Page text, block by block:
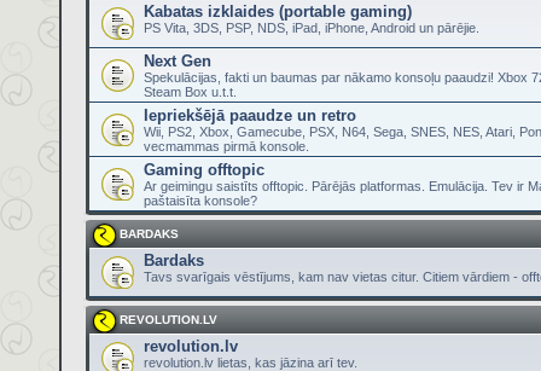
Kabatas izklaides (portable gaming)
PS Vita, 3DS, PSP, NDS, iPad, iPhone, Android un pārējie.
Next Gen
Spekulācijas, fakti un baumas par nākamo konsoļu paaudzi! Xbox
Steam Box u.t.t.
Iepriekšējā paaudze un retro
Wii, PS2, Xbox, Gamecube, PSX, N64, Sega, SNES, NES, Atari,
vecmammas pirmā konsole.
Gaming offtopic
Ar geimingu saistīts offtopic. Pārējās platformas. Emulācija. Tev ir
paštaisīta konsole?
BARDAKS
Bardaks
Tavs svarīgais vēstījums, kam nav vietas citur. Citiem vārdiem -
REVOLUTION.LV
revolution.lv
revolution.lv lietas, kas jāzina arī tev.